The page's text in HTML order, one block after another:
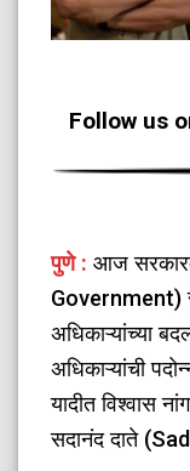
Follow us
पुणे : आज
Government)
अधिकाऱ्यांच्या
अधिकाऱ्यांची
यादीत विश्वास
सदानंद दाते